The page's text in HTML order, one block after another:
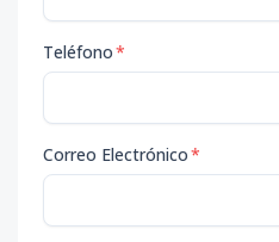
Teléfono*
Correo Electrónico*